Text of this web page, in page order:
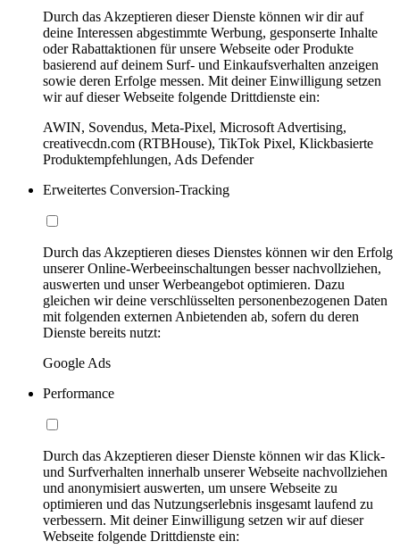
Durch das Akzeptieren dieser Dienste können wir dir auf
deine Interessen abgestimmte Werbung, gesponserte Inhalte
oder Rabattaktionen für unsere Webseite oder Produkte
basierend auf deinem Surf- und Einkaufsverhalten anzeigen
sowie deren Erfolge messen. Mit deiner Einwilligung setzen
wir auf dieser Webseite folgende Drittdienste ein:
AWIN, Sovendus, Meta-Pixel, Microsoft Advertising,
creativecdn.com (RTBHouse), TikTok Pixel, Klickbasierte
Produktempfehlungen, Ads Defender
Erweitertes Conversion-Tracking
Durch das Akzeptieren dieses Dienstes können wir den Erfolg
unserer Online-Werbeeinschaltungen besser nachvollziehen,
auswerten und unser Werbeangebot optimieren. Dazu
gleichen wir deine verschlüsselten personenbezogenen Daten
mit folgenden externen Anbietenden ab, sofern du deren
Dienste bereits nutzt:
Google Ads
Performance
Durch das Akzeptieren dieser Dienste können wir das Klick-
und Surfverhalten innerhalb unserer Webseite nachvollziehen
und anonymisiert auswerten, um unsere Webseite zu
optimieren und das Nutzungserlebnis insgesamt laufend zu
verbessern. Mit deiner Einwilligung setzen wir auf dieser
Webseite folgende Drittdienste ein: